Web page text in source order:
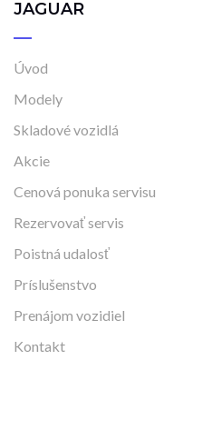
JAGUAR
Úvod
Modely
Skladové vozidlá
Akcie
Cenová ponuka servisu
Rezervovať servis
Poistná udalosť
Príslušenstvo
Prenájom vozidiel
Kontakt